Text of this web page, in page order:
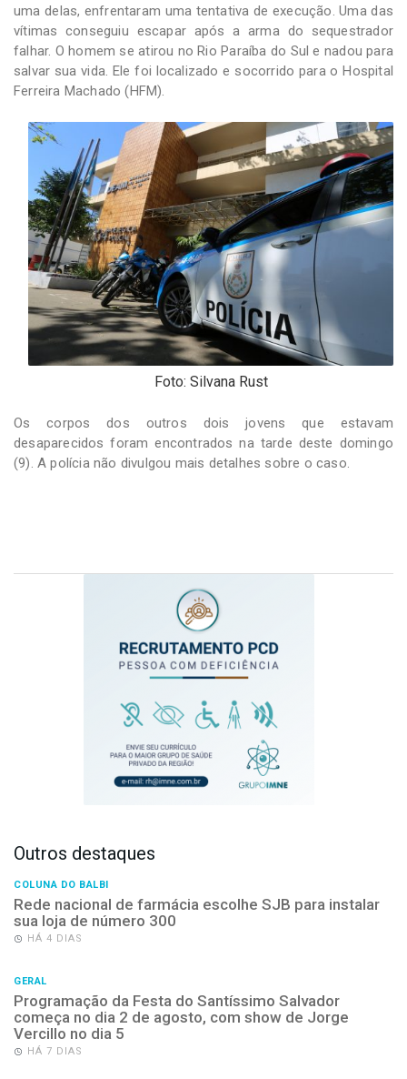
uma delas, enfrentaram uma tentativa de execução. Uma das
vítimas conseguiu escapar após a arma do sequestrador
falhar. O homem se atirou no Rio Paraíba do Sul e nadou para
salvar sua vida. Ele foi localizado e socorrido para o Hospital
Ferreira Machado (HFM).
Foto: Silvana Rust
Os corpos dos outros dois jovens que estavam
desaparecidos foram encontrados na tarde deste domingo
(9). A polícia não divulgou mais detalhes sobre o caso.
Outros destaques
COLUNA DO BALBI
Rede nacional de farmácia escolhe SJB para instalar
sua loja de número 300
HÁ 4 DIAS
GERAL
Programação da Festa do Santíssimo Salvador
começa no dia 2 de agosto, com show de Jorge
Vercillo no dia 5
HÁ 7 DIAS